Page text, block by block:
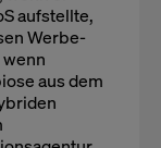
aufstellte,
Werbe-
aus dem